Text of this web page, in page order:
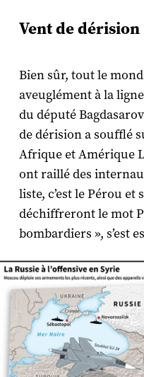
Vent de dérision
Bien sûr, tout le
aveuglément à la
du député
de dérision a soufflé
Afrique et Amérique
ont raillé des
liste, c’est le Pérou
déchiffreront le mot
bombardiers », s’est